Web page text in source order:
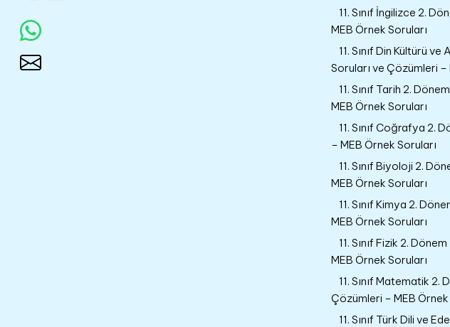
11. Sınıf İngilizce 2.
MEB Örnek Soruları
11. Sınıf Din Kültürü ve
Soruları ve Çözümleri –
11. Sınıf Tarih 2.
MEB Örnek Soruları
11. Sınıf Coğrafya 2.
– MEB Örnek Soruları
11. Sınıf Biyoloji 2.
MEB Örnek Soruları
11. Sınıf Kimya 2.
MEB Örnek Soruları
11. Sınıf Fizik 2.
MEB Örnek Soruları
11. Sınıf Matematik 2.
Çözümleri – MEB Örnek
11. Sınıf Türk Dili ve